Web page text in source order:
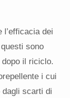
l’efficacia dei
sono
il riciclo.
i cui
dagli scarti di